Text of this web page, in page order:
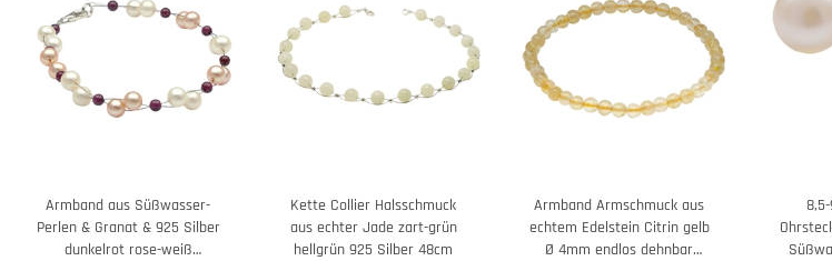
Armband aus Süßwasser-
Perlen & Granat & 925 Silber
dunkelrot rose-weiß
Kette Collier Halsschmuck
aus echter Jade zart-grün
hellgrün 925 Silber 48cm
Armband Armschmuck aus
echtem Edelstein Citrin gelb
Ø 4mm endlos dehnbar